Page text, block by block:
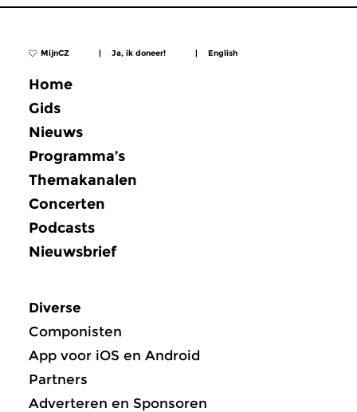
MijnCZ | Ja, ik doneer! | English
Home
Gids
Nieuws
Programma’s
Themakanalen
Concerten
Podcasts
Nieuwsbrief
Diverse
Componisten
App voor iOS en Android
Partners
Adverteren en Sponsoren